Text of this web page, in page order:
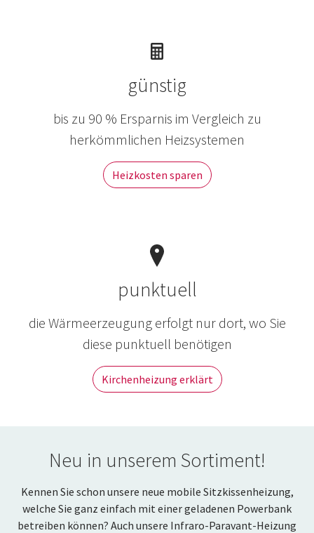
günstig
bis zu 90 % Ersparnis im Vergleich zu
herkömmlichen Heizsystemen
Heizkosten sparen
punktuell
die Wärmeerzeugung erfolgt nur dort, wo Sie
diese punktuell benötigen
Kirchenheizung erklärt
Neu in unserem Sortiment!
Kennen Sie schon unsere neue mobile Sitzkissenheizung,
welche Sie ganz einfach mit einer geladenen Powerbank
betreiben können? Auch unsere Infraro-Paravant-Heizung